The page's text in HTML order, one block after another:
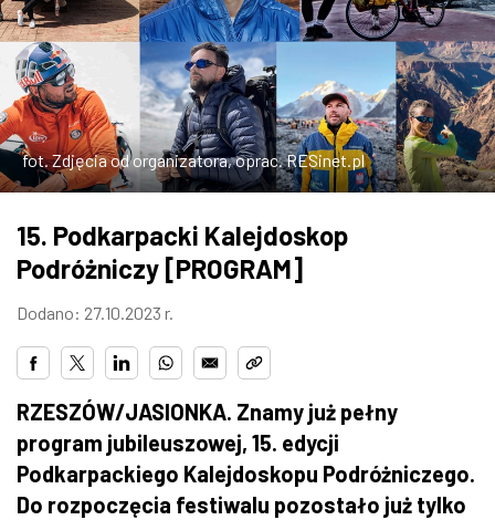
W KINACH
GASTRONOMIA
ZDJĘCIA
W RZESZOWIE
fot. Zdjęcia od organizatora, oprac. RESinet.pl
15. Podkarpacki Kalejdoskop
Podróżniczy [PROGRAM]
Dodano: 27.10.2023 r.
RZESZÓW/JASIONKA. Znamy już pełny
program jubileuszowej, 15. edycji
Podkarpackiego Kalejdoskopu Podróżniczego.
Do rozpoczęcia festiwalu pozostało już tylko